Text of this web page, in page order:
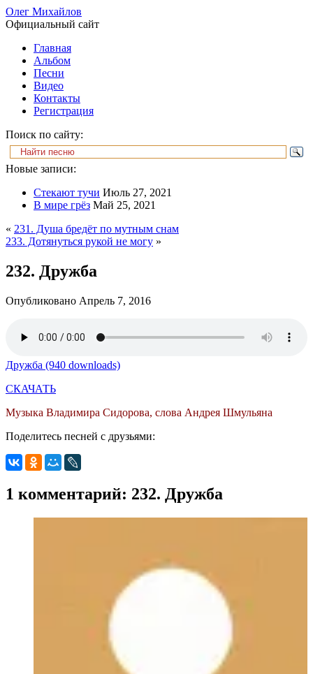
Олег Михайлов
Официальный сайт
Главная
Альбом
Песни
Видео
Контакты
Регистрация
Поиск по сайту:
Новые записи:
Стекают тучи Июль 27, 2021
В мире грёз Май 25, 2021
« 231. Душа бредёт по мутным снам
233. Дотянуться рукой не могу »
232. Дружба
Опубликовано Апрель 7, 2016
Дружба (940 downloads)
СКАЧАТЬ
Музыка Владимира Сидорова, слова Андрея Шмульяна
Поделитесь песней с друзьями:
1 комментарий: 232. Дружба